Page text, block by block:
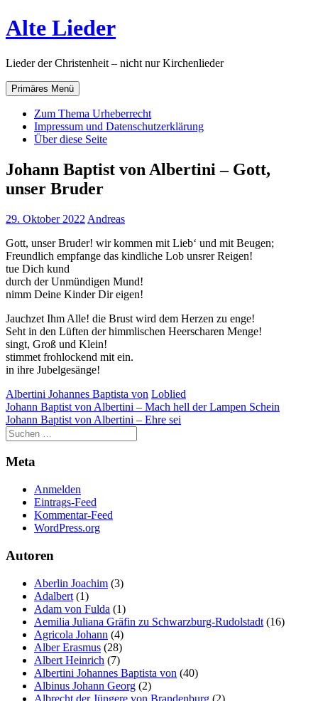
Zum
Inhalt
Alte Lieder
Lieder der Christenheit – nicht nur Kirchenlieder
Primäres Menü
Zum Thema Urheberrecht
Impressum und Datenschutzerklärung
Über diese Seite
Johann Baptist von Albertini – Gott,
unser Bruder
29. Oktober 2022 Andreas
Gott, unser Bruder! wir kommen mit Lieb‘ und mit Beugen;
Freundlich empfange das kindliche Lob unsrer Reigen!
tue Dich kund
durch der Unmündigen Mund!
nimm Deine Kinder Dir eigen!
Jauchzet Ihm Alle! die Brust wird dem Herzen zu enge!
Seht in den Lüften der himmlischen Heerscharen Menge!
singt, Groß und Klein!
stimmet frohlockend mit ein.
in ihre Jubelgesänge!
Albertini Johannes Baptista von Loblied
Beitragsnavigation
Johann Baptist von Albertini – Mach hell der Lampen Schein
Johann Baptist von Albertini – Ehre sei
Meta
Anmelden
Eintrags-Feed
Kommentar-Feed
WordPress.org
Autoren
Aberlin Joachim (3)
Adalbert (1)
Adam von Fulda (1)
Aemilia Juliana Gräfin zu Schwarzburg-Rudolstadt (16)
Agricola Johann (4)
Alber Erasmus (28)
Albert Heinrich (7)
Albertini Johannes Baptista von (40)
Albinus Johann Georg (2)
Albrecht der Jüngere von Brandenburg (2)